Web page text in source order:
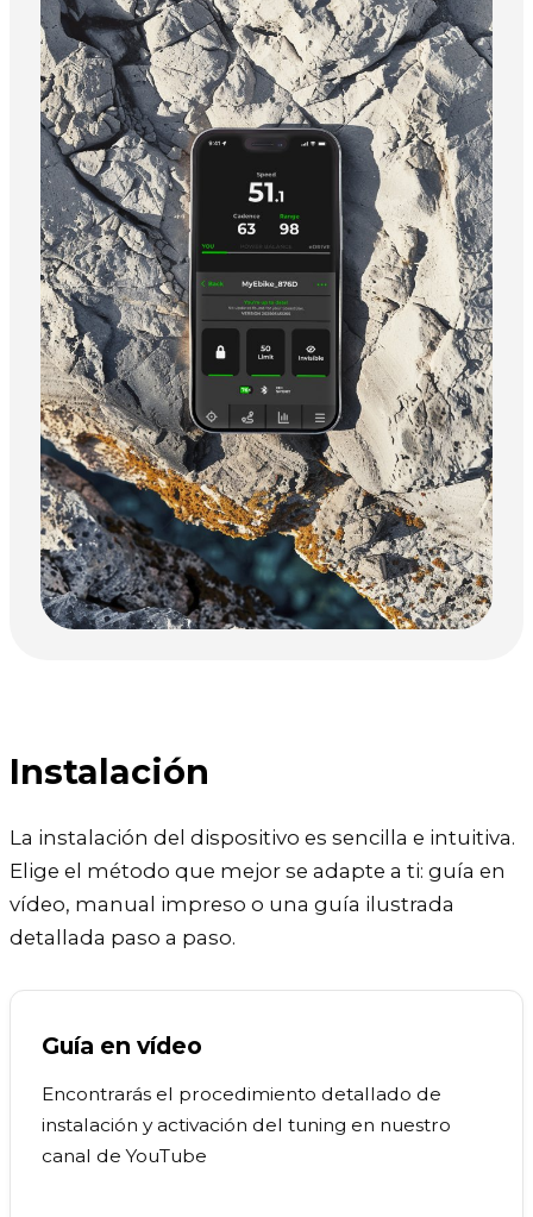
Instalación
La instalación del dispositivo es sencilla e intuitiva.
Elige el método que mejor se adapte a ti: guía en
vídeo, manual impreso o una guía ilustrada
detallada paso a paso.
Guía en vídeo
Encontrarás el procedimiento detallado de
instalación y activación del tuning en nuestro
canal de YouTube